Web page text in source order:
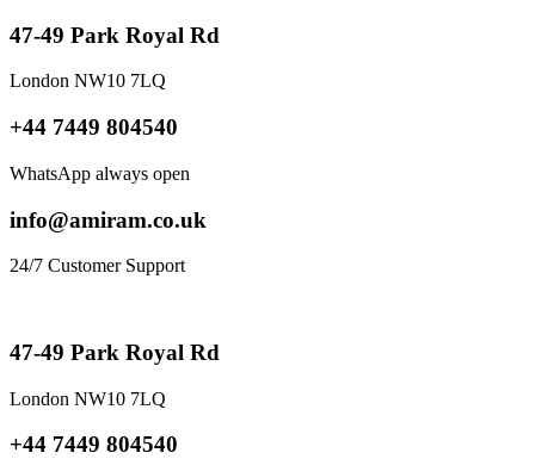
47-49 Park Royal Rd
London NW10 7LQ
+44 7449 804540
WhatsApp always open
info@amiram.co.uk
24/7 Customer Support
47-49 Park Royal Rd
London NW10 7LQ
+44 7449 804540